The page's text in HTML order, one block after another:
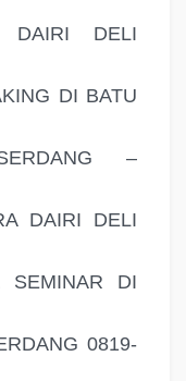
DELI
DI BATU
–
DAIRI DELI
SEMINAR DI
0819-